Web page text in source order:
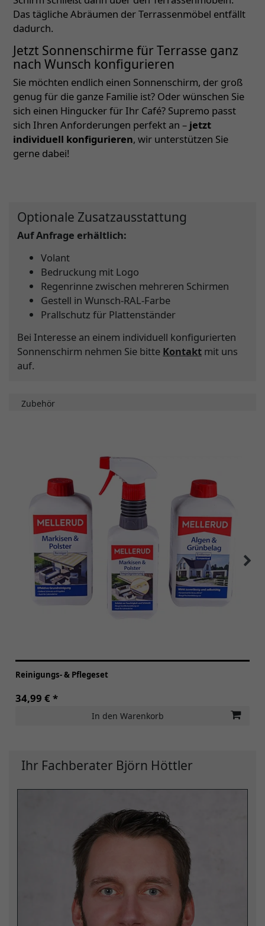
Das tägliche Abräumen der Terrassenmöbel entfällt
dadurch.
Jetzt Sonnenschirme für Terrasse ganz
nach Wunsch konfigurieren
Sie möchten endlich einen Sonnenschirm, der groß
genug für die ganze Familie ist? Oder wünschen Sie
sich einen Hingucker für Ihr Café? Supremo passt
sich Ihren Anforderungen perfekt an – jetzt
individuell konfigurieren, wir unterstützen Sie
gerne dabei!
Optionale Zusatzausstattung
Auf Anfrage erhältlich:
Volant
Bedruckung mit Logo
Regenrinne zwischen mehreren Schirmen
Gestell in Wunsch-RAL-Farbe
Prallschutz für Plattenständer
Bei Interesse an einem individuell konfigurierten
Sonnenschirm nehmen Sie bitte Kontakt mit uns
auf.
Zubehör
Reinigungs- & Pflegeset
34,99 € *
In den Warenkorb
Ihr Fachberater Björn Höttler